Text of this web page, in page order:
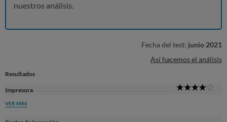
nuestros análisis.
Fecha del test: junio 2021
Así hacemos el análisis
Resultados
Impresora
VER MÁS